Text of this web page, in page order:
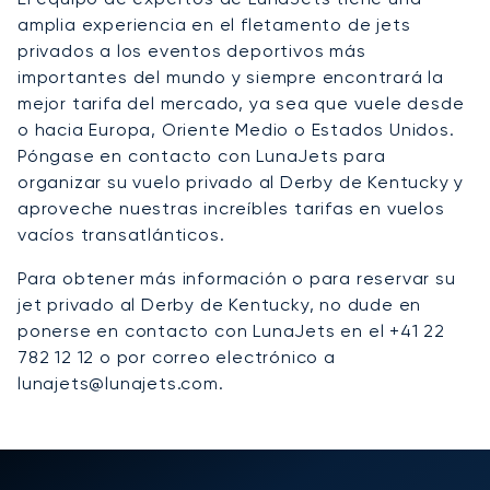
amplia experiencia en el fletamento de jets
privados a los eventos deportivos más
importantes del mundo y siempre encontrará la
mejor tarifa del mercado, ya sea que vuele desde
o hacia Europa, Oriente Medio o Estados Unidos.
Póngase en contacto con LunaJets para
organizar su vuelo privado al Derby de Kentucky y
aproveche nuestras increíbles tarifas en vuelos
vacíos transatlánticos.
Para obtener más información o para reservar su
jet privado al Derby de Kentucky, no dude en
ponerse en contacto con LunaJets en el +41 22
782 12 12 o por correo electrónico a
lunajets@lunajets.com.